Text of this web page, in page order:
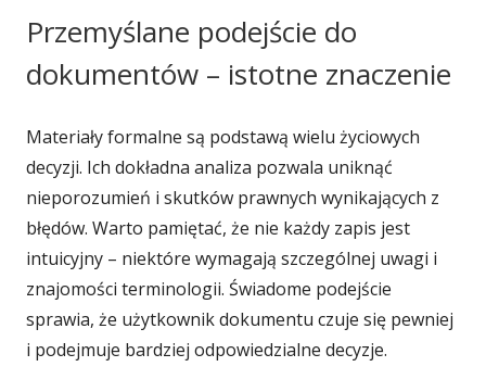
Przemyślane podejście do
dokumentów – istotne znaczenie
Materiały formalne są podstawą wielu życiowych
decyzji. Ich dokładna analiza pozwala uniknąć
nieporozumień i skutków prawnych wynikających z
błędów. Warto pamiętać, że nie każdy zapis jest
intuicyjny – niektóre wymagają szczególnej uwagi i
znajomości terminologii. Świadome podejście
sprawia, że użytkownik dokumentu czuje się pewniej
i podejmuje bardziej odpowiedzialne decyzje.